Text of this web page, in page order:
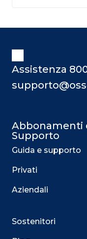
Assistenza
Abbonamenti
Supporto
Guida e supporto
Privati
Aziendali
Sostenitori